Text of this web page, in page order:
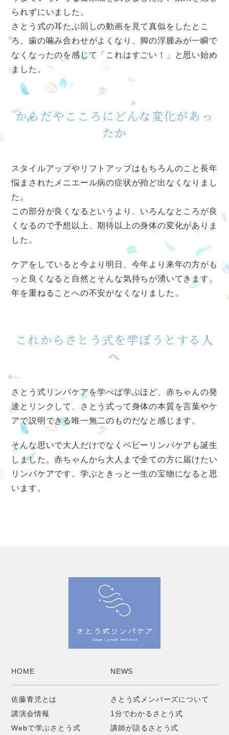
られずにいました。
さとう式の耳たぶ回しの動画を見て真似をしたとこ
ろ、歯の噛み合わせがよくなり、脚の浮腫みが一瞬で
なくなったのを感じて「これはすごい！」と思い始め
ました。
からだやこころにどんな変化があっ
たか
スタイルアップやリフトアップはもちろんのこと長年
悩まされたメニエール病の症状が殆ど出なくなりまし
た。
この部分が良くなるというより、いろんなところが良
くなるので予想以上、期待以上の身体の変化がありま
した。
ケアをしていると今より明日、今年より来年の方がも
っと良くなると自然とそんな気持ちが湧いてきます。
年を重ねることへの不安がなくなりました。
これからさとう式を学ぼうとする人
へ
さとう式リンパケアを学べば学ぶほど、赤ちゃんの発
達とリンクして、さとう式って身体の本質を言葉やケ
アで説明できる唯一無二のものだなと感じます。
そんな思いで大人だけでなくベビーリンパケアも誕生
しました。赤ちゃんから大人まで全ての方に届けたい
リンパケアです。学ぶときっと一生の宝物になると思
います。
HOME NEWS
佐藤青児とは
さとう式メンバーズについて
講演会情報
1分でわかるさとう式
Webで学ぶさとう式
講師が語るさとう式